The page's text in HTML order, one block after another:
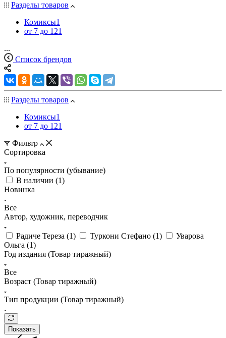
Разделы товаров
Комиксы1
от 7 до 121
...
Список брендов
Разделы товаров
Комиксы1
от 7 до 121
Фильтр
Сортировка
По популярности (убывание)
В наличии (1)
Новинка
Все
Автор, художник, переводчик
Радиче Тереза (1) Туркони Стефано (1)
Уварова
Ольга (1)
Год издания (Товар тиражный)
Все
Возраст (Товар тиражный)
Тип продукции (Товар тиражный)
Показать